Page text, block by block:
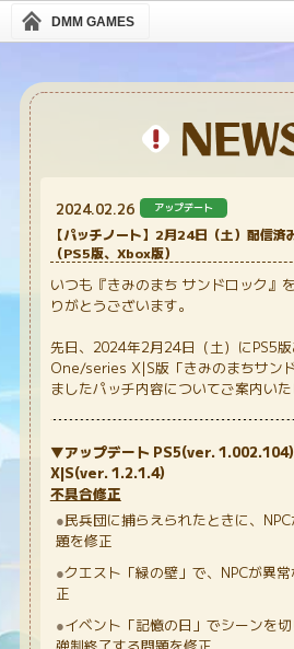
DMM GAMES
2024.02.26 アップデート
【パッチノート】2月24日（土）配信済
（PS5版、Xbox版）
いつも『きみのまち サンドロック』
りがとうございます。
先日、2024年2月24日（土）にPS5
One/series X|S版「きみのまちサン
ましたパッチ内容についてご案内いた
▼アップデート PS5(ver.1.002.104
X|S(ver.1.2.1.4)
不具合修正
民兵団に捕らえられたときに、
題を修正
クエスト「緑の壁」で、NPCが異
正
イベント「記憶の日」でシーンを
強制終了する問題を修正